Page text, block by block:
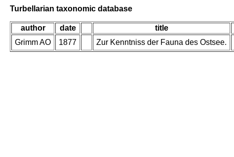
Turbellarian taxonomic database
author date title
Grimm AO
1877 Zur Kenntniss der Fauna des Ostsee.